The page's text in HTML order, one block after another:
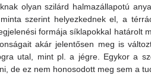
olyan szilárd halmazállapotú
szerint helyezkednek el, a
formája síklapokkal határolt
akár jelentősen meg is
utal, mint pl. a jégre. Egykor a
de ez nem honosodott meg sem a